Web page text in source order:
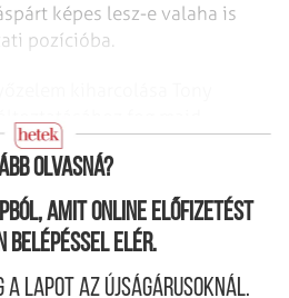
képes lesz-e valaha is
pozícióba.
olvasná?
amit online előfizetést
belépéssel elér.
a lapot az újságárusoknál.